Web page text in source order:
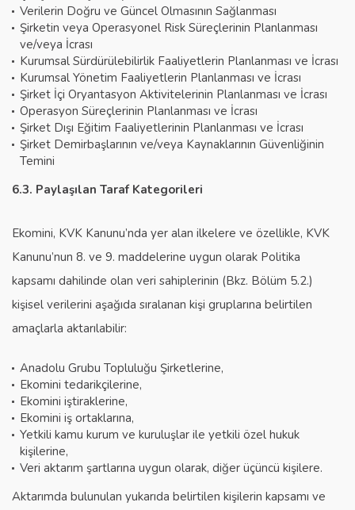
Verilerin Doğru ve Güncel Olmasının Sağlanması
Şirketin veya Operasyonel Risk Süreçlerinin Planlanması
ve/veya İcrası
Kurumsal Sürdürülebilirlik Faaliyetlerin Planlanması ve İcrası
Kurumsal Yönetim Faaliyetlerin Planlanması ve İcrası
Şirket İçi Oryantasyon Aktivitelerinin Planlanması ve İcrası
Operasyon Süreçlerinin Planlanması ve İcrası
Şirket Dışı Eğitim Faaliyetlerinin Planlanması ve İcrası
Şirket Demirbaşlarının ve/veya Kaynaklarının Güvenliğinin
Temini
6.3. Paylaşılan Taraf Kategorileri
Ekomini, KVK Kanunu’nda yer alan ilkelere ve özellikle, KVK
Kanunu’nun 8. ve 9. maddelerine uygun olarak Politika
kapsamı dahilinde olan veri sahiplerinin (Bkz. Bölüm 5.2.)
kişisel verilerini aşağıda sıralanan kişi gruplarına belirtilen
amaçlarla aktarılabilir:
Anadolu Grubu Topluluğu Şirketlerine,
Ekomini tedarikçilerine,
Ekomini iştiraklerine,
Ekomini iş ortaklarına,
Yetkili kamu kurum ve kuruluşlar ile yetkili özel hukuk
kişilerine,
Veri aktarım şartlarına uygun olarak, diğer üçüncü kişilere.
Aktarımda bulunulan yukarıda belirtilen kişilerin kapsamı ve